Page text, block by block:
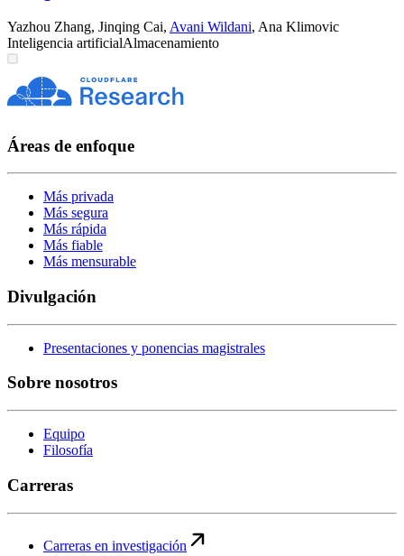
Yazhou Zhang, Jinqing Cai, Avani Wildani, Ana Klimovic
Inteligencia artificialAlmacenamiento
Áreas de enfoque
Más privada
Más segura
Más rápida
Más fiable
Más mensurable
Divulgación
Presentaciones y ponencias magistrales
Sobre nosotros
Equipo
Filosofía
Carreras
Carreras en investigación